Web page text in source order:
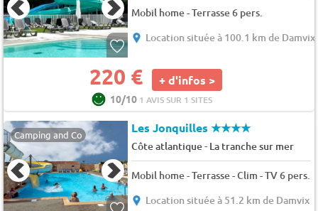
Mobil home - Terrasse 6 pers.
Location située à 100.1 km de Damvix
220 € + d'infos >
10/10 1 AVIS SUR 1 SITES
Camping and Co Les Jonquilles★★★★
Côte atlantique- La tranche sur mer
Mobil home - Terrasse - Clim - TV 6 pers.
Location située à 51.2 km de Damvix